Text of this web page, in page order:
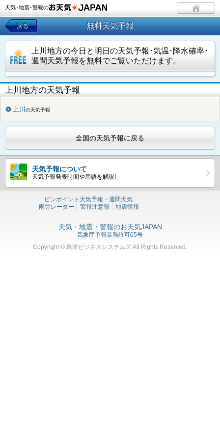
天気･地震･警報の
戻る 無料天気予報
上川地方の今日と明日の天気予報･気温･降水確率･
週間天気予報を無料でご覧いただけます。
上川地方の天気予報
上川 の天気予報
全国の天気予報に戻る
天気予報について
天気予報発表時間や用語を解説!
ピンポイント天気予報・週間天気
雨雲レーダー
警報注意報 地震情報
天気・地震・警報のお天気JAPAN
気象庁予報業務許可65号
Copyright © 島津ビジネスシステムズ All Rights Reserved.